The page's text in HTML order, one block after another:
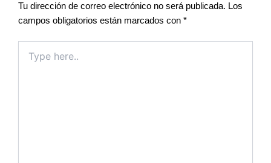
Tu dirección de correo electrónico no será publicada. Los
campos obligatorios están marcados con *
here..